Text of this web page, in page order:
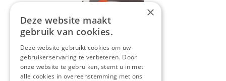
×
Deze website maakt
gebruik van cookies.
Deze website gebruikt cookies om uw
gebruikerservaring te verbeteren. Door
onze website te gebruiken, stemt u in met
alle cookies in overeenstemming met ons